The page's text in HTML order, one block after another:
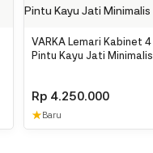
VARKA Lemari Kabinet 4
Pintu Kayu Jati Minimalis
Rp4.250.000
★Baru